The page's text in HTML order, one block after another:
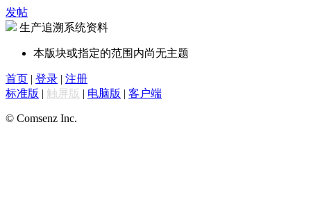
发帖
生产追溯系统资料
本版块或指定的范围内尚无主题
首页 | 登录 | 注册
标准版 | 触屏版 | 电脑版 | 客户端
© Comsenz Inc.